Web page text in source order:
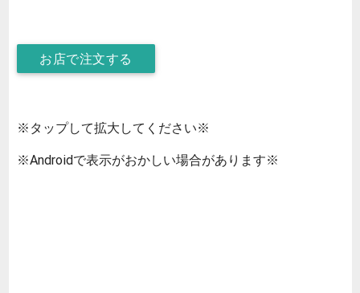
お店で注文する
※タップして拡大してください※
※Androidで表示がおかしい場合があります※